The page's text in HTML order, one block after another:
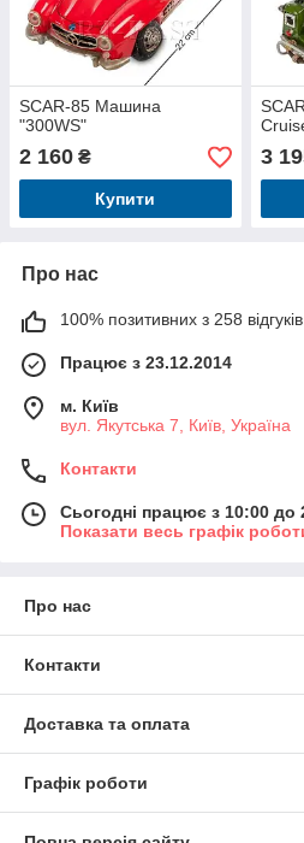
SCAR-85 Машина
"300WS"
2 160 ₴
Купити
3
Про нас
100% позитивних з 258 відгуків
Працює з 23.12.2014
м. Київ
вул. Якутська 7, Київ, Україна
Контакти
Сьогодні працює з 10:00 до
Показати весь графік
Про нас
Контакти
Доставка та оплата
Графік роботи